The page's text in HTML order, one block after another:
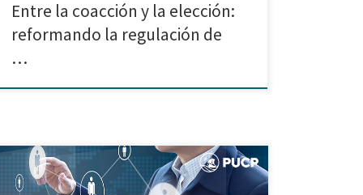
Entre la coacción y la elección:
reformando la regulación de
…
Investigación realizada por Yeliannie
Alexandra Ambulay Paredes, María Alejandra Cáceres